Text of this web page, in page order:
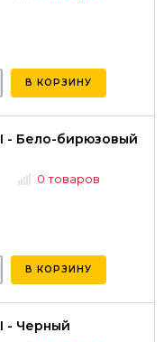
В КОРЗИНУ
- Бело-бирюзовый
0 товаров
В КОРЗИНУ
- Черный